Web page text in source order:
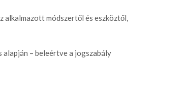
alkalmazott módszertől és eszköztől,
alapján – beleértve a jogszabály